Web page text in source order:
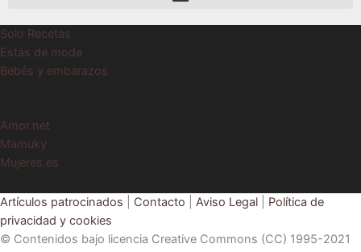
Solo Recetas
Estás de moda
Bebés y embarazos
Amor.net
Mamuky
Mujeres.es
Artículos patrocinados Contacto Aviso Legal
Política de
privacidad y cookies
© Contenidos bajo licencia Creative Commons (CC) 1995-2021